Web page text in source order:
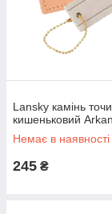
Lansky камінь
кишеньковий
Немає в наявності
245 ₴